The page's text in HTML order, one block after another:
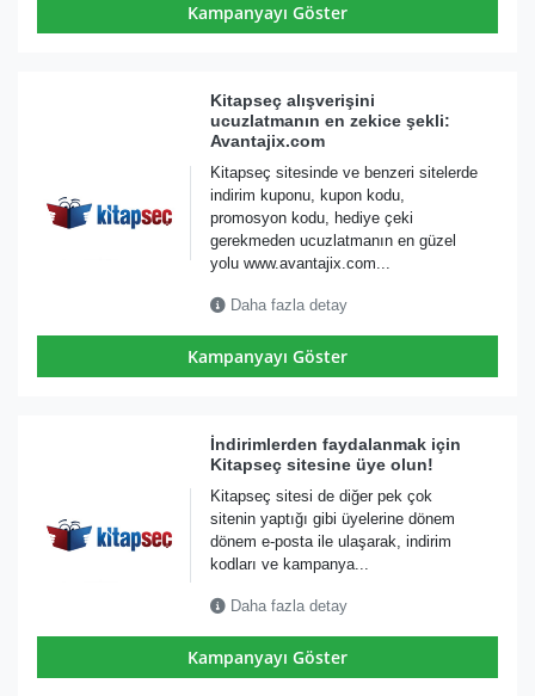
Kampanyayı Göster
Kitapseç alışverişini
ucuzlatmanın en zekice şekli:
Avantajix.com
Kitapseç sitesinde ve benzeri sitelerde
indirim kuponu, kupon kodu,
promosyon kodu, hediye çeki
gerekmeden ucuzlatmanın en güzel
yolu www.avantajix.com...
Daha fazla detay
Kampanyayı Göster
İndirimlerden faydalanmak için
Kitapseç sitesine üye olun!
Kitapseç sitesi de diğer pek çok
sitenin yaptığı gibi üyelerine dönem
dönem e-posta ile ulaşarak, indirim
kodları ve kampanya...
Daha fazla detay
Kampanyayı Göster